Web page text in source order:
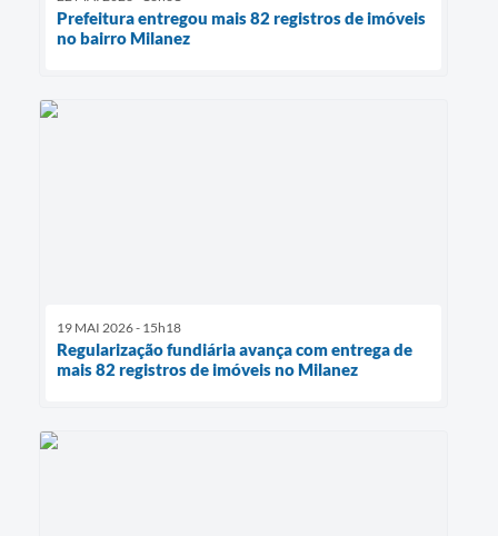
Prefeitura entregou mais 82 registros de imóveis
no bairro Milanez
19 MAI 2026 - 15h18
Regularização fundiária avança com entrega de
mais 82 registros de imóveis no Milanez